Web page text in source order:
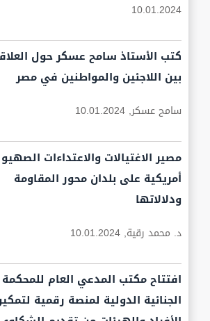
10.01.2024
كتب الأستاذ سامح عسكر حول
بين اللاجئين والمواطنين في مصر
سامح عسكر,10.01.2024
مصير الاغتيالات والاعتداءات الصهيو
أمريكية على بلدان محور المقاومة
ودلالاتها
د. محمد رقية,10.01.2024
افتتاح مكتب المدعي العام للمحكمة
الجنائية الدولية لمنصة رقمية